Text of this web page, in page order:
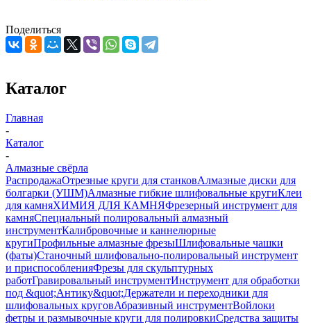
Поделиться
Каталог
Главная
-
Каталог
-
Алмазные свёрла
РаспродажаОтрезные круги для станковАлмазные диски для
болгарки (УШМ)Алмазные гибкие шлифовальные кругиКлеи
для камняХИМИЯ ДЛЯ КАМНЯФрезерный инструмент для
камняСпециальный полировальный алмазный
инструментКалибровочные и каннелюрные
кругиПрофильные алмазные фрезыШлифовальные чашки
(фаты)Станочный шлифовально-полировальный инструмент
и приспособленияФрезы для скульптурных
работГравировальный инструментИнструмент для обработки
под &quot;Антику&quot;Держатели и переходники для
шлифовальных круговАбразивный инструментВойлоки
фетры и размывочные круги для полировкиСредства защиты